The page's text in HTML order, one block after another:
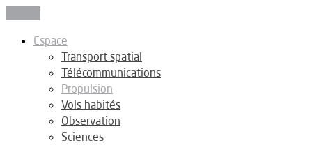
Espace
Transport spatial
Télécommunications
Propulsion
Vols habités
Observation
Sciences